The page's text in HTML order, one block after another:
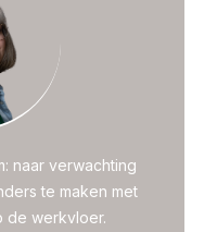
naar verwachting
te maken met
de werkvloer.